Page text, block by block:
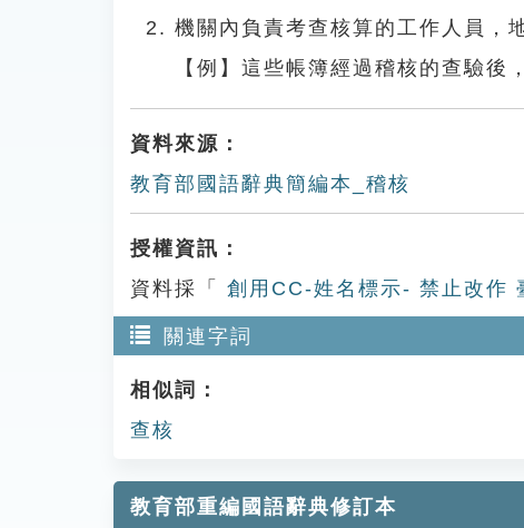
機關內負責考查核算的工作人員，
【例】這些帳簿經過稽核的查驗後
資料來源：
教育部國語辭典簡編本_稽核
授權資訊：
資料採「
創用CC-姓名標示- 禁止改作
關連字詞
相似詞：
查核
教育部重編國語辭典修訂本